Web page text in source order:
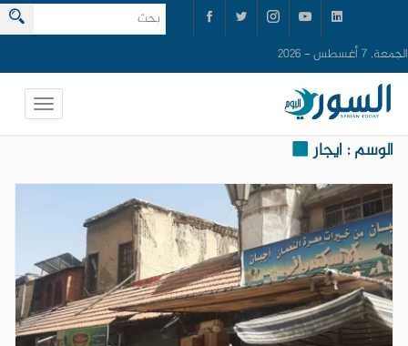
الجمعة, 7 أغسطس - 2026
الوسم : ايجار